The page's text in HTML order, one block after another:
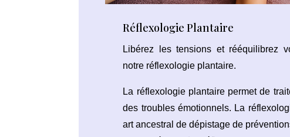
Réflexologie Plantaire
Libérez les tensions et rééquilibrez
notre réflexologie plantaire.
La réflexologie plantaire permet de
des troubles émotionnels. La
art ancestral de dépistage de